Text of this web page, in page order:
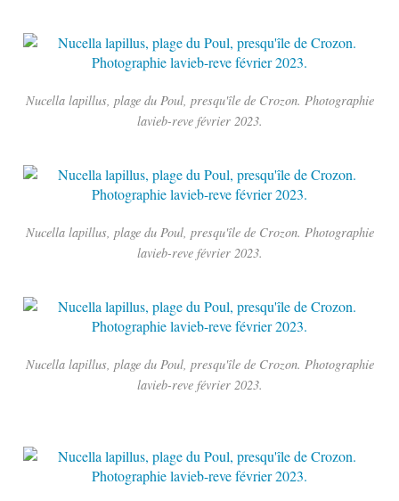
Nucella lapillus, plage du Poul, presqu'île de Crozon. Photographie
lavieb-reve février 2023.
Nucella lapillus, plage du Poul, presqu'île de Crozon. Photographie
lavieb-reve février 2023.
Nucella lapillus, plage du Poul, presqu'île de Crozon. Photographie
lavieb-reve février 2023.